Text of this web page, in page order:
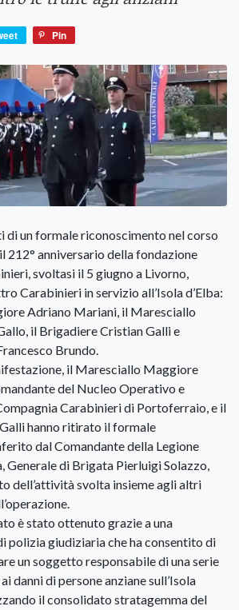
Pin
di un formale riconoscimento nel corso
212° anniversario della fondazione
svoltasi il 5 giugno a Livorno,
Carabinieri in servizio all’Isola d’Elba:
Adriano Mariani, il Maresciallo
il Brigadiere Cristian Galli e
Brundo.
il Maresciallo Maggiore
del Nucleo Operativo e
Carabinieri di Portoferraio, e il
hanno ritirato il formale
dal Comandante della Legione
Generale di Brigata Pierluigi Solazzo,
dell’attività svolta insieme agli altri
è stato ottenuto grazie a una
polizia giudiziaria che ha consentito di
un soggetto responsabile di una serie
danni di persone anziane sull’Isola
il consolidato stratagemma del